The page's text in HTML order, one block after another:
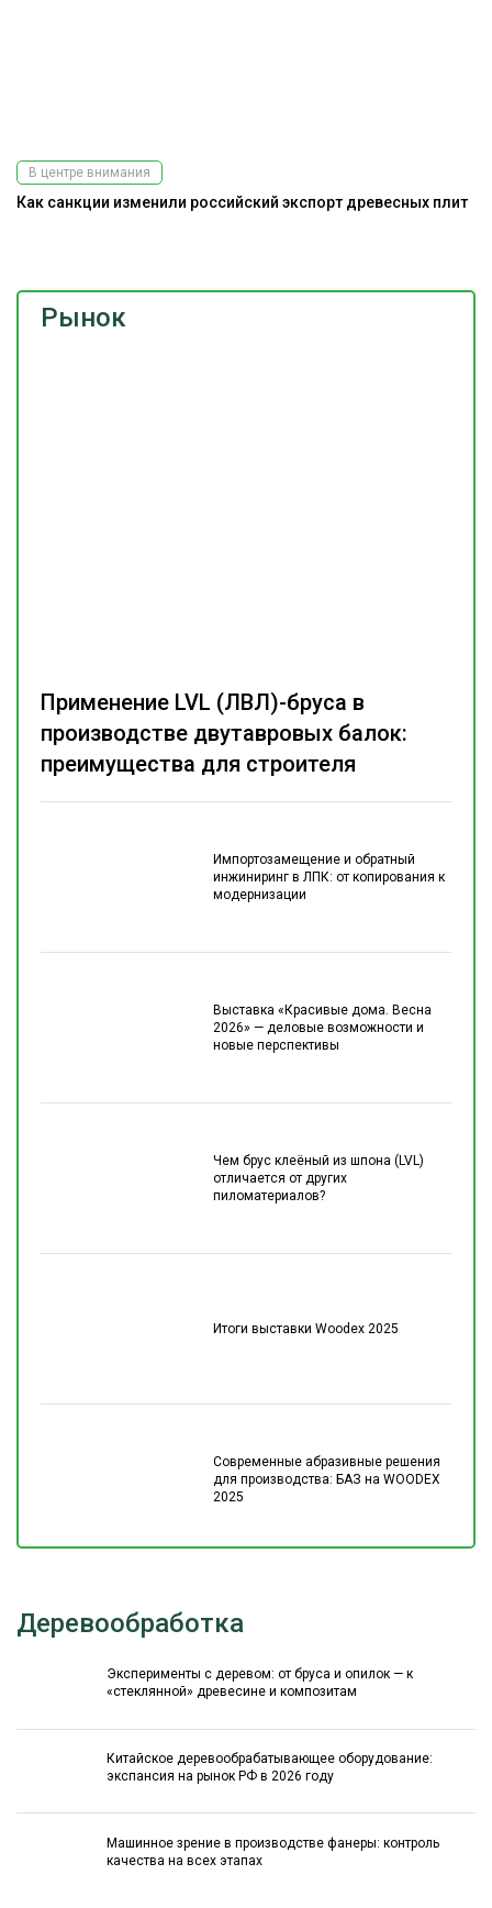
Рынок
Импортозамещение и обратный
инжиниринг в ЛПК: от копирования к
модернизации
Выставка «Красивые дома. Весна
2026» — деловые возможности и
новые перспективы
Чем брус клеёный из шпона (LVL)
отличается от других
пиломатериалов?
Итоги выставки Woodex 2025
Современные абразивные решения
для производства: БАЗ на WOODEX
2025
Применение LVL (ЛВЛ)-бруса в
производстве двутавровых балок:
преимущества для строителя
В центре внимания
Как санкции изменили российский экспорт древесных плит
Деревообработка
Эксперименты с деревом: от бруса и опилок — к
«стеклянной» древесине и композитам
Китайское деревообрабатывающее оборудование:
экспансия на рынок РФ в 2026 году
Машинное зрение в производстве фанеры: контроль
качества на всех этапах